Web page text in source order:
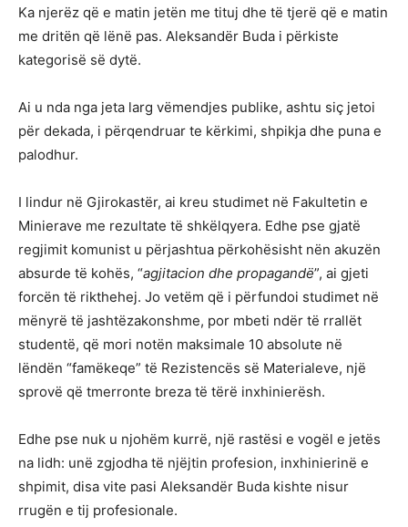
Ka njerëz që e matin jetën me tituj dhe të tjerë që e matin
me dritën që lënë pas. Aleksandër Buda i përkiste
kategorisë së dytë.
Ai u nda nga jeta larg vëmendjes publike, ashtu siç jetoi
për dekada, i përqendruar te kërkimi, shpikja dhe puna e
palodhur.
I lindur në Gjirokastër, ai kreu studimet në Fakultetin e
Minierave me rezultate të shkëlqyera. Edhe pse gjatë
regjimit komunist u përjashtua përkohësisht nën akuzën
absurde të kohës, “agjitacion dhe propagandë”, ai gjeti
forcën të rikthehej. Jo vetëm që i përfundoi studimet në
mënyrë të jashtëzakonshme, por mbeti ndër të rrallët
studentë, që mori notën maksimale 10 absolute në
lëndën “famëkeqe” të Rezistencës së Materialeve, një
sprovë që tmerronte breza të tërë inxhinierësh.
Edhe pse nuk u njohëm kurrë, një rastësi e vogël e jetës
na lidh: unë zgjodha të njëjtin profesion, inxhinierinë e
shpimit, disa vite pasi Aleksandër Buda kishte nisur
rrugën e tij profesionale.